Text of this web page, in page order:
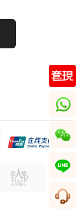
whatsapp